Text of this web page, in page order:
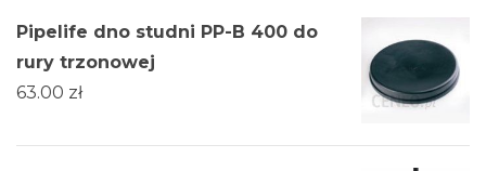
Pipelife dno studni PP-B 400 do
rury trzonowej
63.00 zł